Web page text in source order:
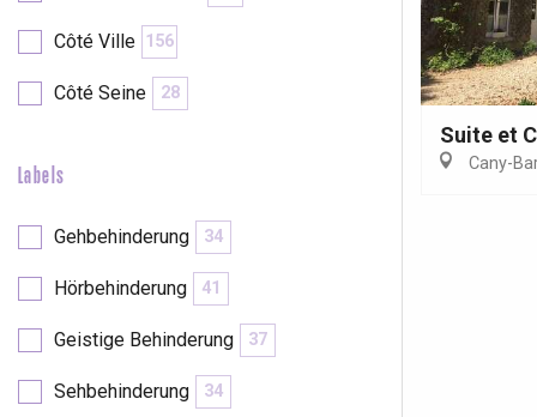
Côté Ville 156
Côté Seine 28
Labels
Gehbehinderung 34
Hörbehinderung 41
Geistige Behinderung 37
Sehbehinderung 34
Suite et
Cany-